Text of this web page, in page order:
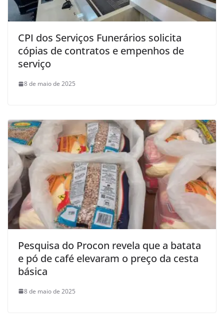
CPI dos Serviços Funerários solicita
cópias de contratos e empenhos de
serviço
8 de maio de 2025
Pesquisa do Procon revela que a batata
e pó de café elevaram o preço da cesta
básica
8 de maio de 2025